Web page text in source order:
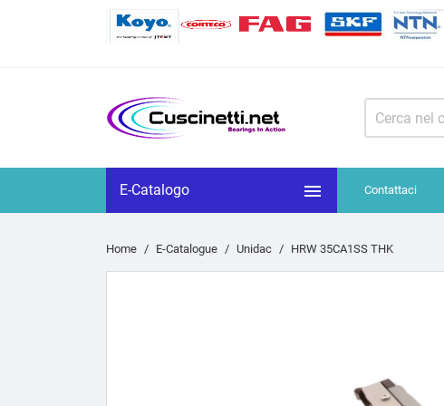
E-Catalogo  Contattaci
Home E-Catalogue Unidac HRW 35CA1SS THK